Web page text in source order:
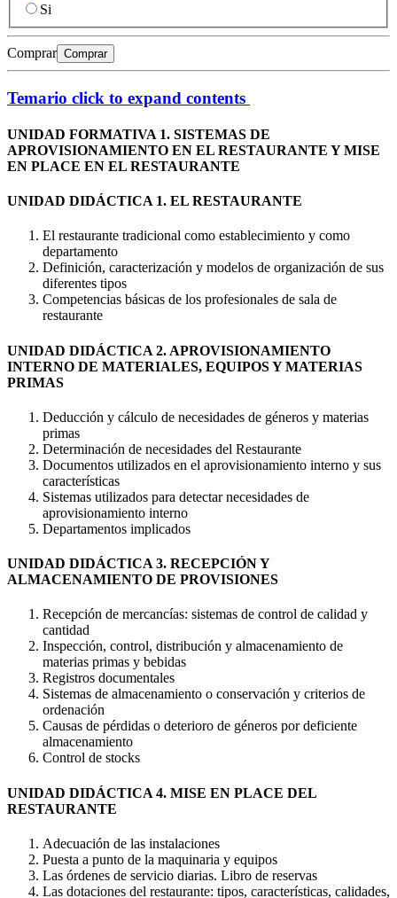
Si
Comprar Comprar
Temario click to expand contents
UNIDAD FORMATIVA 1. SISTEMAS DE
APROVISIONAMIENTO EN EL RESTAURANTE Y MISE
EN PLACE EN EL RESTAURANTE
UNIDAD DIDÁCTICA 1. EL RESTAURANTE
El restaurante tradicional como establecimiento y como
departamento
Definición, caracterización y modelos de organización de sus
diferentes tipos
Competencias básicas de los profesionales de sala de
restaurante
UNIDAD DIDÁCTICA 2. APROVISIONAMIENTO
INTERNO DE MATERIALES, EQUIPOS Y MATERIAS
PRIMAS
Deducción y cálculo de necesidades de géneros y materias
primas
Determinación de necesidades del Restaurante
Documentos utilizados en el aprovisionamiento interno y sus
características
Sistemas utilizados para detectar necesidades de
aprovisionamiento interno
Departamentos implicados
UNIDAD DIDÁCTICA 3. RECEPCIÓN Y
ALMACENAMIENTO DE PROVISIONES
Recepción de mercancías: sistemas de control de calidad y
cantidad
Inspección, control, distribución y almacenamiento de
materias primas y bebidas
Registros documentales
Sistemas de almacenamiento o conservación y criterios de
ordenación
Causas de pérdidas o deterioro de géneros por deficiente
almacenamiento
Control de stocks
UNIDAD DIDÁCTICA 4. MISE EN PLACE DEL
RESTAURANTE
Adecuación de las instalaciones
Puesta a punto de la maquinaria y equipos
Las órdenes de servicio diarias. Libro de reservas
Las dotaciones del restaurante: tipos, características, calidades,